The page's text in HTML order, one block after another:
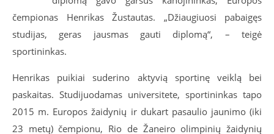
čempionas Henrikas Žustautas. „Džiaugiuosi pabaigęs
studijas, geras jausmas gauti diplomą“, – teigė
sportininkas.
Henrikas puikiai suderino aktyvią sportinę veiklą bei
paskaitas. Studijuodamas universitete, sportininkas tapo
2015 m. Europos žaidynių ir dukart pasaulio jaunimo (iki
23 metų) čempionu, Rio de Žaneiro olimpinių žaidynių